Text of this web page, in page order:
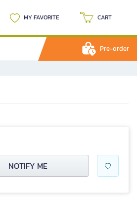
MY FAVORITE CART
Pre-order
NOTIFY ME